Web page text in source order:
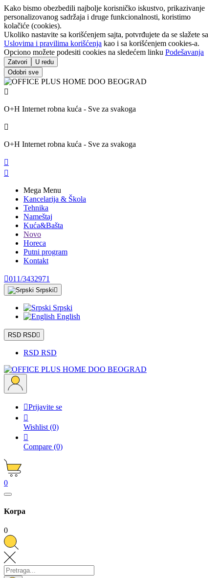
Kako bismo obezbedili najbolje korisničko iskustvo, prikazivanje
personalizovanog sadržaja i druge funkcionalnosti, koristimo
kolačiće (cookies).
Ukoliko nastavite sa korišćenjem sajta, potvrđujete da se slažete sa
Uslovima i pravilima korišćenja kao i sa korišćenjem cookies-a.
Opciono možete podesiti cookies na sledećem linku Podešavanja
Zatvori
U redu
Odobri sve

O+H Internet robna kuća - Sve za svakoga

O+H Internet robna kuća - Sve za svakoga


Mega Menu
Kancelarija & Škola
Tehnika
Nameštaj
Kuća&Bašta
Novo
Horeca
Putni program
Kontakt
011/3432971
Srpski 
Srpski
English
RSD RSD
RSD RSD
Prijavite se

Wishlist (0)

Compare (0)
0
Korpa
0